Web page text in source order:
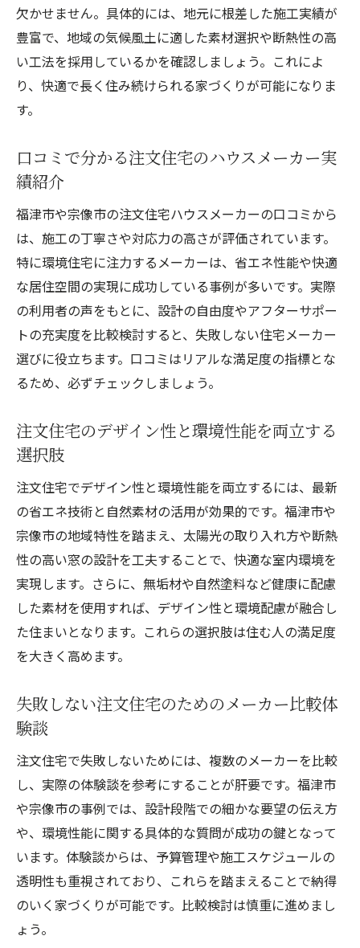
欠かせません。具体的には、地元に根差した施工実績が
豊富で、地域の気候風土に適した素材選択や断熱性の高
い工法を採用しているかを確認しましょう。これによ
り、快適で長く住み続けられる家づくりが可能になりま
す。
口コミで分かる注文住宅のハウスメーカー実
績紹介
福津市や宗像市の注文住宅ハウスメーカーの口コミから
は、施工の丁寧さや対応力の高さが評価されています。
特に環境住宅に注力するメーカーは、省エネ性能や快適
な居住空間の実現に成功している事例が多いです。実際
の利用者の声をもとに、設計の自由度やアフターサポー
トの充実度を比較検討すると、失敗しない住宅メーカー
選びに役立ちます。口コミはリアルな満足度の指標とな
るため、必ずチェックしましょう。
注文住宅のデザイン性と環境性能を両立する
選択肢
注文住宅でデザイン性と環境性能を両立するには、最新
の省エネ技術と自然素材の活用が効果的です。福津市や
宗像市の地域特性を踏まえ、太陽光の取り入れ方や断熱
性の高い窓の設計を工夫することで、快適な室内環境を
実現します。さらに、無垢材や自然塗料など健康に配慮
した素材を使用すれば、デザイン性と環境配慮が融合し
た住まいとなります。これらの選択肢は住む人の満足度
を大きく高めます。
失敗しない注文住宅のためのメーカー比較体
験談
注文住宅で失敗しないためには、複数のメーカーを比較
し、実際の体験談を参考にすることが肝要です。福津市
や宗像市の事例では、設計段階での細かな要望の伝え方
や、環境性能に関する具体的な質問が成功の鍵となって
います。体験談からは、予算管理や施工スケジュールの
透明性も重視されており、これらを踏まえることで納得
のいく家づくりが可能です。比較検討は慎重に進めまし
ょう。